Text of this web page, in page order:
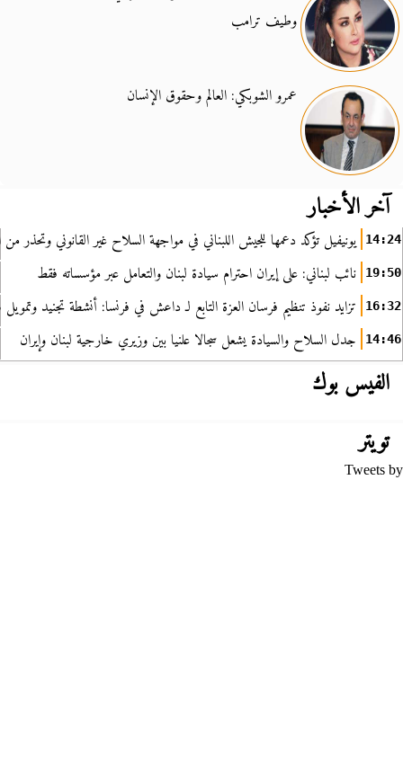
وطيف ترامب
عمرو الشوبكي: العالم وحقوق الإنسان
آخر الأخبار
14:24 يونيفيل تؤكد دعمها للجيش اللبناني في مواجهة السلاح غير القانوني وتحذر من
19:50 نائب لبناني: على إيران احترام سيادة لبنان والتعامل عبر مؤسساته فقط
16:32 تزايد نفوذ تنظيم فرسان العزة التابع لـ داعش في فرنسا: أنشطة تجنيد
14:46 جدل السلاح والسيادة يشعل سجالا علنيا بين وزيري خارجية لبنان وإيران
الفيس بوك
تويتر
Tweets by